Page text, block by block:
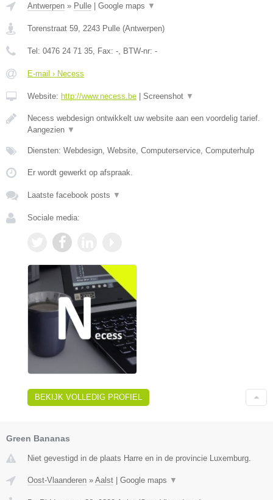
Antwerpen » Pulle Google maps ▼
Torenstraat 59 2243 Pulle (Antwerpen)
Tel: 0476 24 71 35 , Fax: - , BTW-nr: -
E-mail › Necess
Website: http://www.necess.be Screenshot ▼
Necess webdesign ontwikkelt uw website aan een voordelig tarief.
Aangezien ▼
Diensten: Webdesign, Website, Computerservice, Computerhulp
Er wordt gewerkt op afspraak.
Laatste facebook posts ▼
Sociale media:
BEKIJK VOLLEDIG PROFIEL
Green Bananas
Niet gevestigd in de plaats Harre en in de provincie Luxemburg.
Oost-Vlaanderen » Aalst Google maps ▼